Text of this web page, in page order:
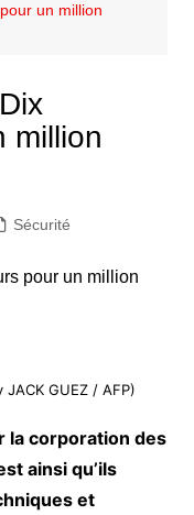
un million
million
Sécurité
GUEZ / AFP)
la corporation des
ainsi qu’ils
et